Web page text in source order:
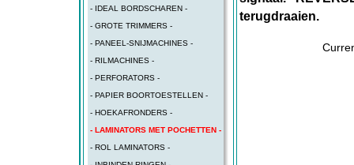
- IDEAL BORDSCHAREN -
- GROTE TRIMMERS -
- PANEEL-SNIJMACHINES -
- RILMACHINES -
- PERFORATORS -
- PAPIER BOORTOESTELLEN -
- HOEKAFRONDERS -
- LAMINATORS MET POCHETTEN -
- ROL LAMINATORS -
terugdraaien.